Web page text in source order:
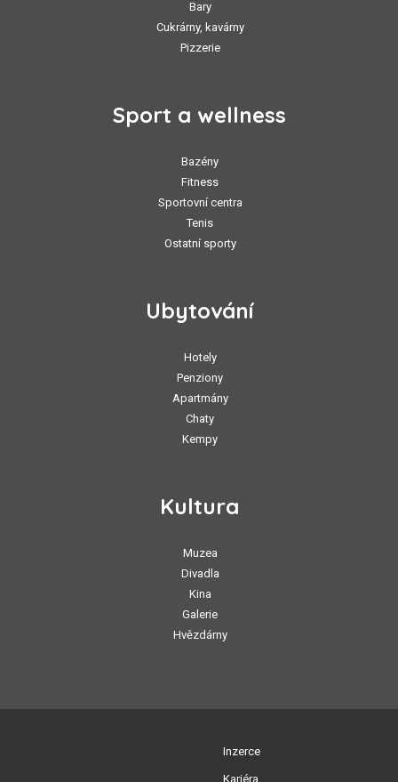
Bary
Cukrárny, kavárny
Pizzerie
Sport a wellness
Bazény
Fitness
Sportovní centra
Tenis
Ostatní sporty
Ubytování
Hotely
Penziony
Apartmány
Chaty
Kempy
Kultura
Muzea
Divadla
Kina
Galerie
Hvězdárny
Inzerce
Kariéra